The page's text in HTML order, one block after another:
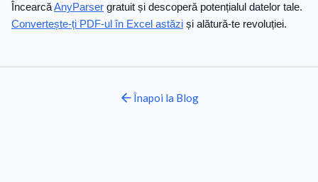
ÎncearcăAnyParser gratuit și descoperă potențialul datelor tale.
Convertește-ți PDF-ul în Excel astăzi și alătură-te revoluției.
Înapoi la Blog